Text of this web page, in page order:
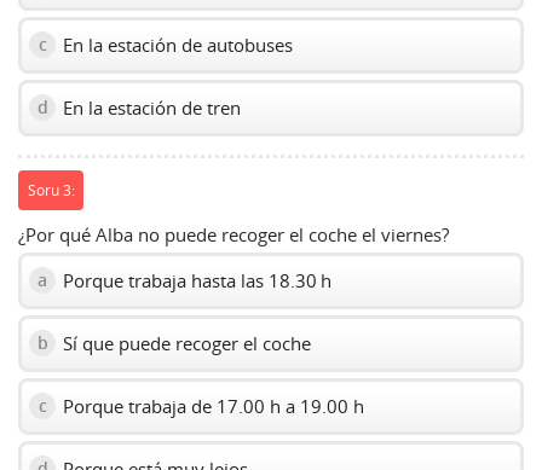
c En la estación de autobuses
d En la estación de tren
Soru 3:
¿Por qué Alba no puede recoger el coche el viernes?
a Porque trabaja hasta las 18.30 h
b Sí que puede recoger el coche
c Porque trabaja de 17.00 h a 19.00 h